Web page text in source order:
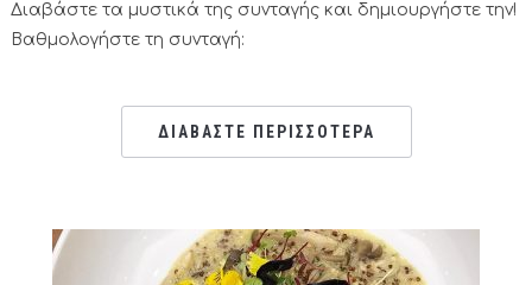
Διαβάστε τα μυστικά της συνταγής και δημιουργήστε την!
Βαθμολογήστε τη συνταγή:
ΔΙΑΒΑΣΤΕ ΠΕΡΙΣΣΟΤΕΡΑ